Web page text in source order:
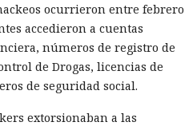
de desarrolladores
soluciones de
Alto Networks. Esta última,
de redes y en la
Shanghái, Cantón,
ocurrieron entre febrero
accedieron a cuentas
números de registro de
de Drogas, licencias de
de seguridad social.
extorsionaban a las